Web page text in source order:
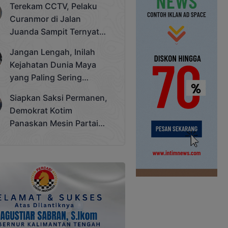
Cup 2025
Terekam CCTV, Pelaku
Curanmor di Jalan
Juanda Sampit Ternyata
Jangan Lengah, Inilah
Kejahatan Dunia Maya
yang Paling Sering
Siapkan Saksi Permanen,
Demokrat Kotim
Panaskan Mesin Partai